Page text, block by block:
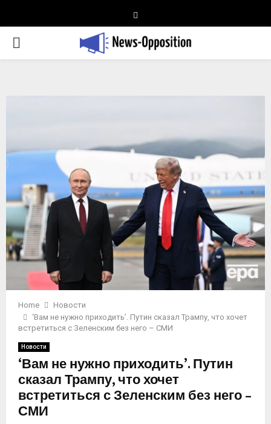
PRIMARY
Home
Новости
‘Вам не нужно приходить’. Путин сказал Трампу, что хочет
встретиться с Зеленским без него – СМИ
Новости
‘Вам не нужно приходить’. Путин
сказал Трампу, что хочет
встретиться с Зеленским без него –
СМИ